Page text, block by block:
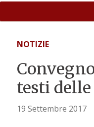
NOTIZIE
testi
19 Settembre 2017